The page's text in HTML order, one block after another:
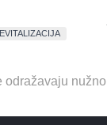
odražavaju nužno